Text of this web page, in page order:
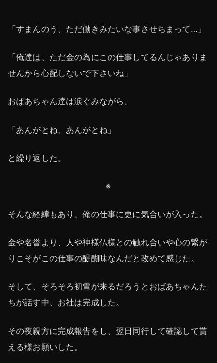
「すまんのう、ただ働きみたいな事させちまって…」
「俺達は、ただ金の為にこの仕事してるんじゃありま
せんから心配しないで下さいね」
おばあちゃん達は涙ぐみながら、
「あんがとね、あんがとね」
と繰り返した。
※
そんな経緯もあり、俺の仕事に更に気合いが入った。
金や名誉より、人や神様仏様との触れ合いや心の繋が
りこそがこの仕事の醍醐味なんだと改めて感じた。
そして、そろそろ初雪が来るだろうとおばあちゃんた
ちが話す中、お社は完成した。
その夜親方に完成報告をし、翌日同行して確認して貰
える様お願いした。